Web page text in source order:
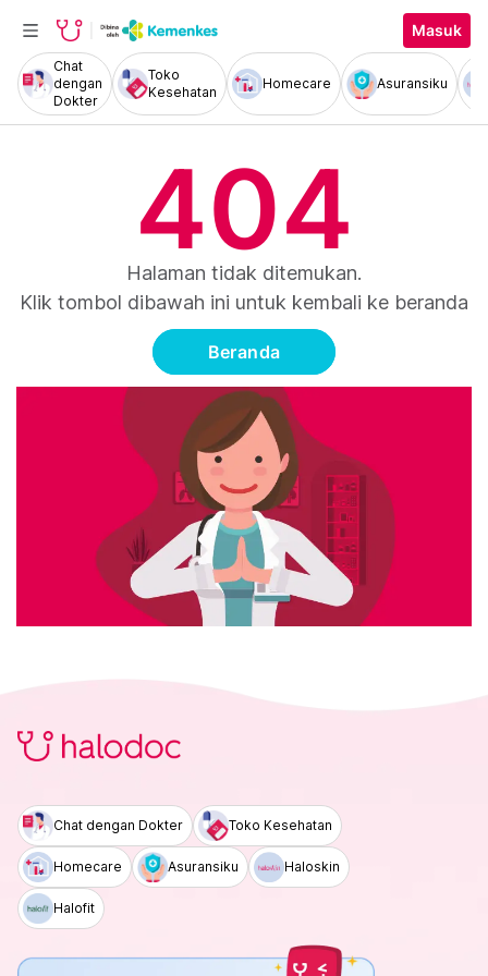
Masuk
Chat
dengan
Dokter
Toko
Kesehatan
Homecare Asuransiku
404
Halaman tidak ditemukan.
Klik tombol dibawah ini untuk kembali ke beranda
Beranda
Chat dengan Dokter Toko Kesehatan
Homecare Asuransiku Haloskin
Halofit